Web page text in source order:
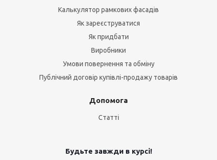
Калькулятор рамкових фасадів
Як зареєструватися
Як придбати
Виробники
Умови повернення та обміну
Публічний договір купівлі-продажу товарів
Допомога
Статті
Будьте завжди в курсі!